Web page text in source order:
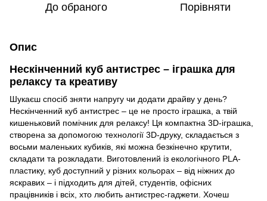
До обраного Порівняти
Опис
Нескінченний куб антистрес – іграшка для
релаксу та креативу
Шукаєш спосіб зняти напругу чи додати драйву у день?
Нескінченний куб антистрес – це не просто іграшка, а твій
кишеньковий помічник для релаксу! Ця компактна 3D-іграшка,
створена за допомогою технології 3D-друку, складається з
восьми маленьких кубиків, які можна безкінечно крутити,
складати та розкладати. Виготовлений із екологічного PLA-
пластику, куб доступний у різних кольорах – від ніжних до
яскравих – і підходить для дітей, студентів, офісних
працівників і всіх, хто любить антистрес-гаджети. Хочеш